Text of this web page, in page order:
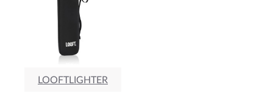
LOOFTLIGHTER